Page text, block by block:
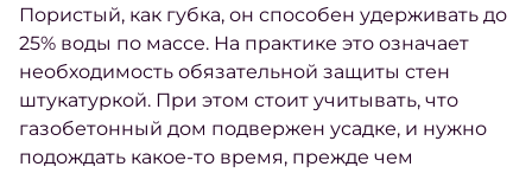
Пористый, как губка, он способен удерживать до
25% воды по массе. На практике это означает
необходимость обязательной защиты стен
штукатуркой. При этом стоит учитывать, что
газобетонный дом подвержен усадке, и нужно
подождать какое-то время, прежде чем